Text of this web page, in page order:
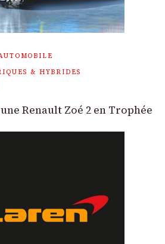
& HYBRIDES
Renault Zoé 2 en Trophée